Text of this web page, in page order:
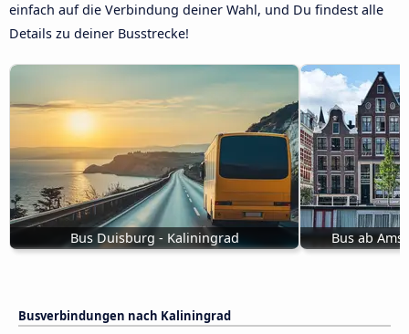
einfach auf die Verbindung deiner Wahl, und Du findest alle
Details zu deiner Busstrecke!
Bus Duisburg - Kaliningrad Bus ab
Busverbindungen nach Kaliningrad